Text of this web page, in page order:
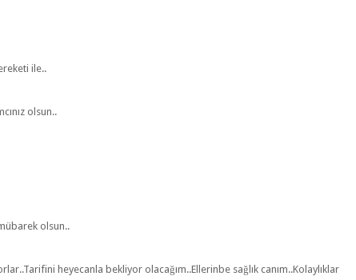
ile..
olsun..
olsun..
heyecanla bekliyor olacağım..Ellerinbe sağlık canım..Kolaylıklar